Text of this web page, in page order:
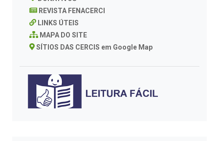
REVISTA FENACERCI
LINKS ÚTEIS
MAPA DO SITE
SÍTIOS DAS CERCIS em Google Map